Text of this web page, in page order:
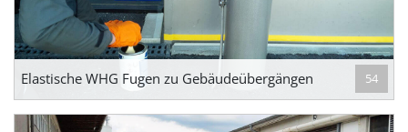
Elastische WHG Fugen zu Gebäudeübergängen 54